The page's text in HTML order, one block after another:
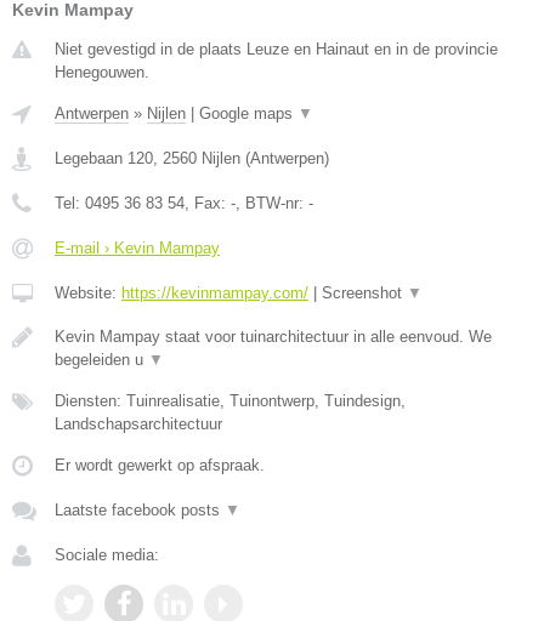
Kevin Mampay
Niet gevestigd in de plaats Leuze en Hainaut en in de provincie
Henegouwen.
Antwerpen » Nijlen Google maps ▼
Legebaan 120, 2560 Nijlen (Antwerpen)
Tel: 0495 36 83 54, Fax: -, BTW-nr: -
E-mail › Kevin Mampay
Website: https://kevinmampay.com/ Screenshot ▼
Kevin Mampay staat voor tuinarchitectuur in alle eenvoud. We
begeleiden u ▼
Diensten: Tuinrealisatie, Tuinontwerp, Tuindesign,
Landschapsarchitectuur
Er wordt gewerkt op afspraak.
Laatste facebook posts ▼
Sociale media: